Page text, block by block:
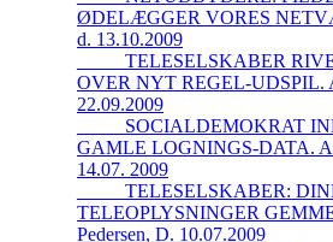
ØDELÆGGER VORES
d. 13.10.2009
_____TELESELSKABER
OVER NYT REGEL-UDSPIL.
22.09.2009
_____SOCIALDEMOKRAT
GAMLE LOGNINGS-DATA. Af
14.07. 2009
_____TELESELSKABER:
TELEOPLYSNINGER
Pedersen, D. 10.07.2009